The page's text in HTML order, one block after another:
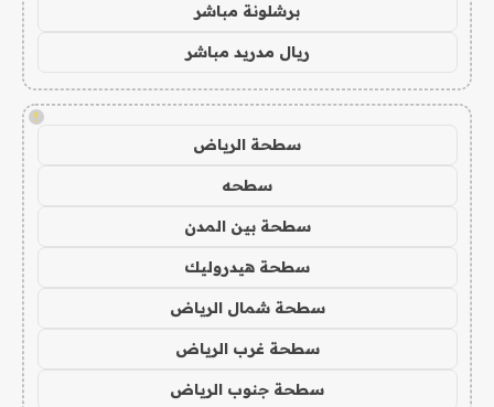
برشلونة مباشر
ريال مدريد مباشر
!
سطحة الرياض
سطحه
سطحة بين المدن
سطحة هيدروليك
سطحة شمال الرياض
سطحة غرب الرياض
سطحة جنوب الرياض